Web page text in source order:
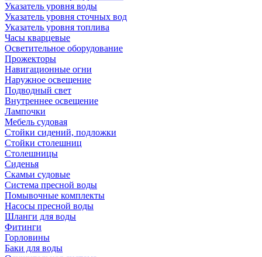
Указатель уровня воды
Указатель уровня сточных вод
Указатель уровня топлива
Часы кварцевые
Осветительное оборудование
Прожекторы
Навигационные огни
Наружное освещение
Подводный свет
Внутреннее освещение
Лампочки
Мебель судовая
Стойки сидений, подложки
Стойки столешниц
Столешницы
Сиденья
Скамьи судовые
Система пресной воды
Помывочные комплекты
Насосы пресной воды
Шланги для воды
Фитинги
Горловины
Баки для воды